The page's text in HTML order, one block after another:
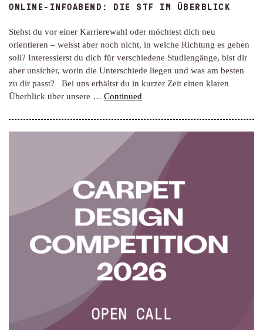
ONLINE-INFOABEND: DIE STF IM ÜBERBLICK
Stehst du vor einer Karrierewahl oder möchtest dich neu
orientieren – weisst aber noch nicht, in welche Richtung es gehen
soll? Interessierst du dich für verschiedene Studiengänge, bist dir
aber unsicher, worin die Unterschiede liegen und was am besten
zu dir passt? Bei uns erhältst du in kurzer Zeit einen klaren
Überblick über unsere … Continued